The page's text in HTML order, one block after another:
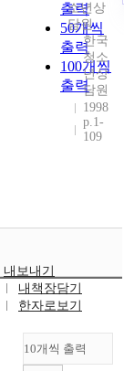
출력
50개씩
출력
100개씩
출력
소년상
담원
한국
청소
년상
담원
1998
p.1-
109
내보내기
내책장담기
한자로보기
10개씩 출력